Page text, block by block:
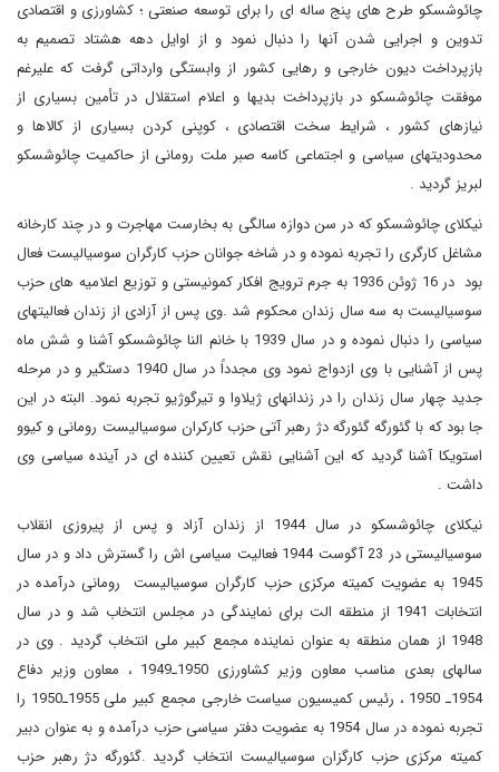
چائوشسکو طرح های پنج ساله ای را برای توسعه صنعتی ؛ کشاورزی و اقتصادی
تدوین و اجرایی شدن آنها را دنبال نمود و از اوایل دهه هشتاد تصمیم به
بازپرداخت دیون خارجی و رهایی کشور از وابستگی وارداتی گرفت که علیرغم
موفقت چائوشسکو در بازپرداخت بدیها و اعلام استقلال در تأمین بسیاری از
نیازهای کشور ، شرایط سخت اقتصادی ، کوپنی کردن بسیاری از کالاها و
محدودیتهای سیاسی و اجتماعی کاسه صبر ملت رومانی از حاکمیت چائوشسکو
لبریز گردید .
نیکلای چائوشسکو که در سن دوازه سالگی به بخارست مهاجرت و در چند کارخانه
مشاغل کارگری را تجربه نموده و در شاخه جوانان حزب کارگران سوسیالیست فعال
بود در 16 ژوئن 1936 به جرم ترویج افکار کمونیستی و توزیع اعلامیه های حزب
سوسیالیست به سه سال زندان محکوم شد .وی پس از آزادی از زندان فعالیتهای
سیاسی را دنبال نموده و در سال 1939 با خانم النا چائوشسکو آشنا و شش ماه
پس از آشنایی با وی ازدواج نمود وی مجدداً در سال 1940 دستگیر و در مرحله
جدید چهار سال زندان را در زندانهای ژیلاوا و تیرگوژیو تجربه نمود. البته در این
جا بود که با گئورگه گئورگه دژ رهبر آتی حزب کارکران سوسیالیست رومانی و کیوو
استویکا آشنا گردید که این آشنایی نقش تعیین کننده ای در آینده سیاسی وی
داشت .
نیکلای چائوشسکو در سال 1944 از زندان آزاد و پس از پیروزی انقلاب
سوسیالیستی در 23 آگوست 1944 فعالیت سیاسی اش را گسترش داد و در سال
1945 به عضویت کمیته مرکزی حزب کارگران سوسیالیست رومانی درآمده در
انتخابات 1941 از منطقه الت برای نمایندگی در مجلس انتخاب شد و در سال
1948 از همان منطقه به عنوان نماینده مجمع کبیر ملی انتخاب گردید . وی در
سالهای بعدی مناسب معاون وزیر کشاورزی 1950ـ1949 ، معاون وزیر دفاع
1954ـ 1950 ، رئیس کمیسیون سیاست خارجی مجمع کبیر ملی 1955ـ1950 را
تجربه نموده در سال 1954 به عضویت دفتر سیاسی حزب درآمده و به عنوان دبیر
کمیته مرکزی حزب کارگزان سوسیالیست انتخاب گردید .گئورگه دژ رهبر حزب